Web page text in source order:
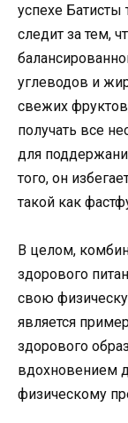
успехе Батисты
следит за тем,
углеводов и
свежих
получать все
для
того, он
такой как
В целом,
здорового
свою
является
здорового
вдохновением
физическому